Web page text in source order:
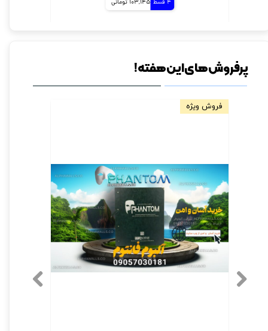
4 قسط 103,145 تومانی
پرفروش های این هفته!
فروش ویژه